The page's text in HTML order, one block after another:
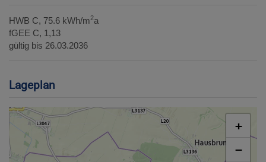
HWB C, 75.6 kWh/m2a
fGEE C, 1,13
gültig bis 26.03.2036
Lageplan
+
−